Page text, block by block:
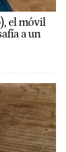
el móvil
a un